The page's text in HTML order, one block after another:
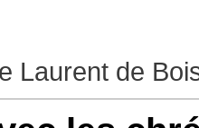
Laurent de